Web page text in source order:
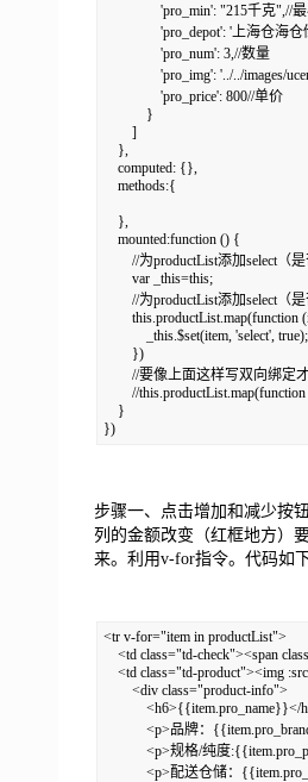
'pro_min': "215千克",//最
'pro_depot': '上海仓海仓
'pro_num': 3,//数量
'pro_img': '../../images/
'pro_price': 800//单价
}
]
},
computed: {},
methods:{
},
mounted:function () {
//为productList添加select（是
var _this=this;
//为productList添加select（是
this.productList.map(function
_this.$set(item, 'select', true);
})
//要像上面这样写双向绑定才
//this.productList.map(function
}
})
步骤一、点击增加和减少按
列的金额改变（红框地方）
来。利用v-for指令。代码如
<tr v-for="item in productList">
<td class="td-check"><span
<td class="td-product"><img
<div class="product-info">
<h6>{{item.pro_name}}</
<p>品牌：
<p>规格/纯度
<p>配送仓储：